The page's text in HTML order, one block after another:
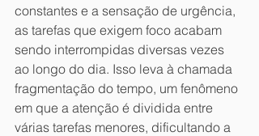
constantes e a sensação de urgência,
as tarefas que exigem foco acabam
sendo interrompidas diversas vezes
ao longo do dia. Isso leva à chamada
fragmentação do tempo, um fenômeno
em que a atenção é dividida entre
várias tarefas menores, dificultando a